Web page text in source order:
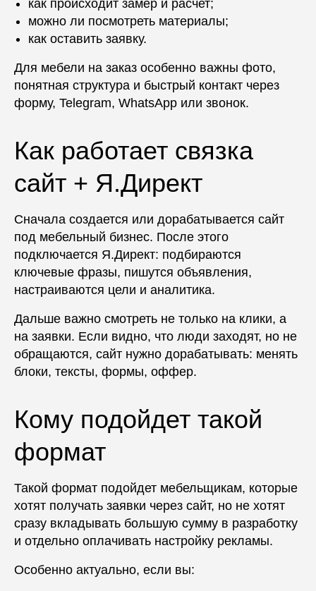
как происходит замер и расчет;
можно ли посмотреть материалы;
как оставить заявку.
Для мебели на заказ особенно важны фото,
понятная структура и быстрый контакт через
форму, Telegram, WhatsApp или звонок.
Как работает связка
сайт + Я.Директ
Сначала создается или дорабатывается сайт
под мебельный бизнес. После этого
подключается Я.Директ: подбираются
ключевые фразы, пишутся объявления,
настраиваются цели и аналитика.
Дальше важно смотреть не только на клики, а
на заявки. Если видно, что люди заходят, но не
обращаются, сайт нужно дорабатывать: менять
блоки, тексты, формы, оффер.
Кому подойдет такой
формат
Такой формат подойдет мебельщикам, которые
хотят получать заявки через сайт, но не хотят
сразу вкладывать большую сумму в разработку
и отдельно оплачивать настройку рекламы.
Особенно актуально, если вы: